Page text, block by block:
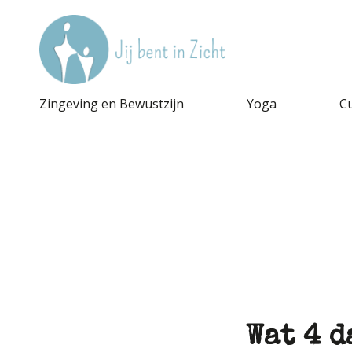
Zingeving en Bewustzijn Yoga
Wat 4